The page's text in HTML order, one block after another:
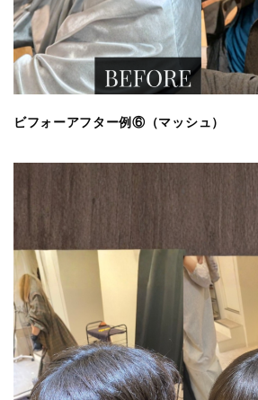
ビフォーアフター例⑥（マッシュ）